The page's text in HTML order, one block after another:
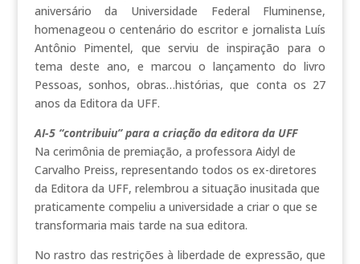
aniversário da Universidade Federal Fluminense,
homenageou o centenário do escritor e jornalista Luís
Antônio Pimentel, que serviu de inspiração para o
tema deste ano, e marcou o lançamento do livro
Pessoas, sonhos, obras…histórias, que conta os 27
anos da Editora da UFF.
AI-5 “contribuiu” para a criação da editora da UFF
Na cerimônia de premiação, a professora Aidyl de
Carvalho Preiss, representando todos os ex-diretores
da Editora da UFF, relembrou a situação inusitada que
praticamente compeliu a universidade a criar o que se
transformaria mais tarde na sua editora.
No rastro das restrições à liberdade de expressão, que